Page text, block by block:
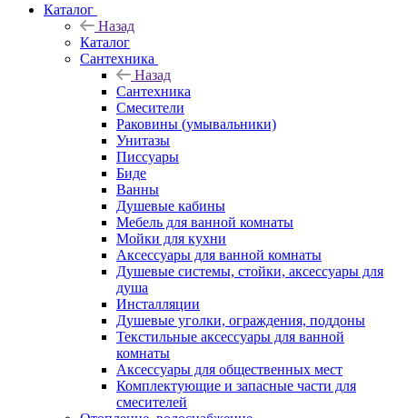
Каталог
Назад
Каталог
Сантехника
Назад
Сантехника
Смесители
Раковины (умывальники)
Унитазы
Писсуары
Биде
Ванны
Душевые кабины
Мебель для ванной комнаты
Мойки для кухни
Аксессуары для ванной комнаты
Душевые системы, стойки, аксессуары для
душа
Инсталляции
Душевые уголки, ограждения, поддоны
Текстильные аксессуары для ванной
комнаты
Аксессуары для общественных мест
Комплектующие и запасные части для
смесителей